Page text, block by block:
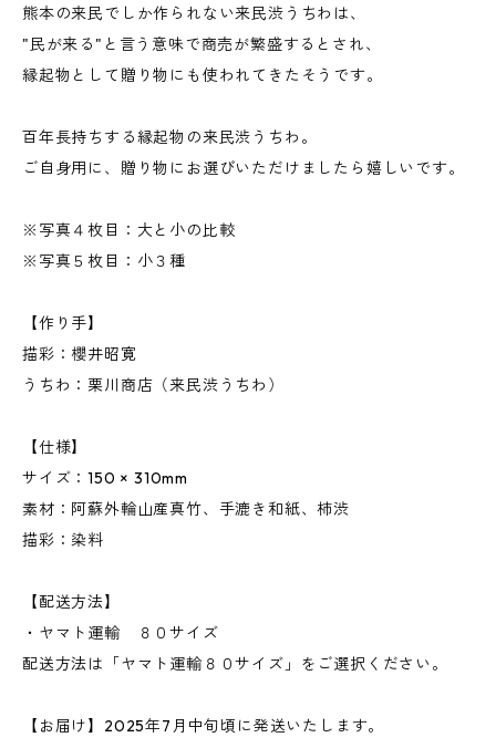
熊本の来民でしか作られない来民渋うちわは、
"民が来る"と言う意味で商売が繁盛するとされ、
縁起物として贈り物にも使われてきたそうです。
百年長持ちする縁起物の来民渋うちわ。
ご自身用に、贈り物にお選びいただけましたら嬉しいです。
※写真４枚目：大と小の比較
※写真５枚目：小３種
【作り手】
描彩：櫻井昭寛
うちわ：栗川商店（来民渋うちわ）
【仕様】
サイズ：150 × 310mm
素材：阿蘇外輪山産真竹、手漉き和紙、柿渋
描彩：染料
【配送方法】
・ヤマト運輸 ８０サイズ
配送方法は「ヤマト運輸８０サイズ」をご選択ください。
【お届け】2025年7月中旬頃に発送いたします。